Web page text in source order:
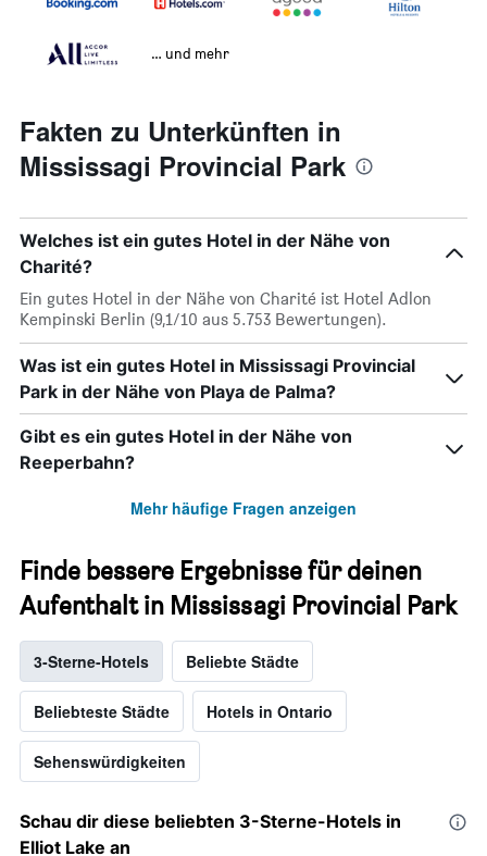
… und mehr
Fakten zu Unterkünften in
Mississagi Provincial Park
Welches ist ein gutes Hotel in der Nähe von
Charité?
Ein gutes Hotel in der Nähe von Charité ist Hotel Adlon
Kempinski Berlin (9,1/10 aus 5.753 Bewertungen).
Was ist ein gutes Hotel in Mississagi Provincial
Park in der Nähe von Playa de Palma?
Gibt es ein gutes Hotel in der Nähe von
Reeperbahn?
Mehr häufige Fragen anzeigen
Finde bessere Ergebnisse für deinen
Aufenthalt in Mississagi Provincial Park
3-Sterne-Hotels Beliebte Städte
Beliebteste Städte Hotels in Ontario
Sehenswürdigkeiten
Schau dir diese beliebten 3-Sterne-Hotels in
Elliot Lake an